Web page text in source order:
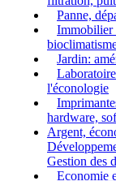
Panne,
Immobilier
Jardin:
l'éconologie
hardware,
Argent,
Gestion des
Economie